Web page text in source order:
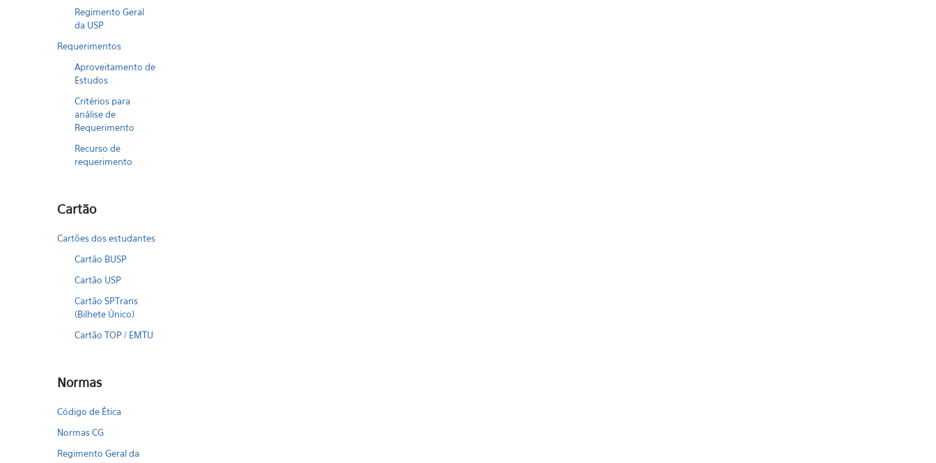
Regimento Geral
da USP
Requerimentos
Aproveitamento de
Estudos
Critérios para
análise de
Requerimento
Recurso de
requerimento
Cartão
Cartões dos estudantes
Cartão BUSP
Cartão USP
Cartão SPTrans
(Bilhete Único)
Cartão TOP / EMTU
Normas
Código de Ética
Normas CG
Regimento Geral da